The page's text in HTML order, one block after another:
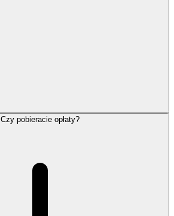
Czy pobieracie opłaty?